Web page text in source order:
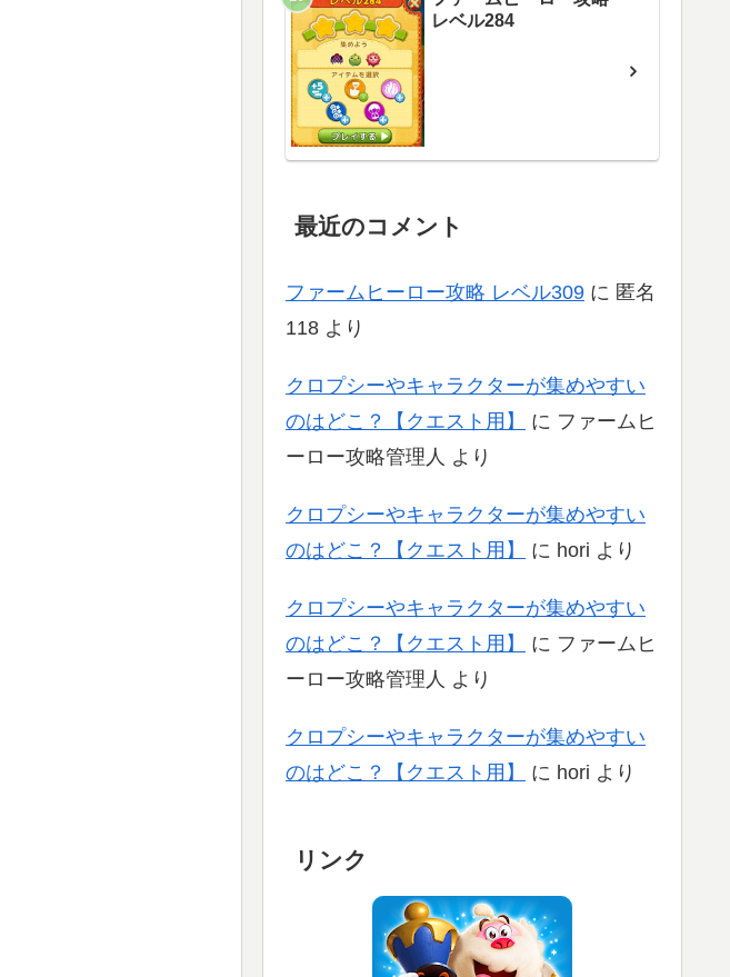
レベル284
最近のコメント
ファームヒーロー攻略 レベル309 に 匿名
118 より
クロプシーやキャラクターが集めやすい
のはどこ？【クエスト用】
に ファームヒ
ーロー攻略管理人 より
クロプシーやキャラクターが集めやすい
のはどこ？【クエスト用】
に hori より
クロプシーやキャラクターが集めやすい
のはどこ？【クエスト用】
に ファームヒ
ーロー攻略管理人 より
クロプシーやキャラクターが集めやすい
のはどこ？【クエスト用】
に hori より
リンク